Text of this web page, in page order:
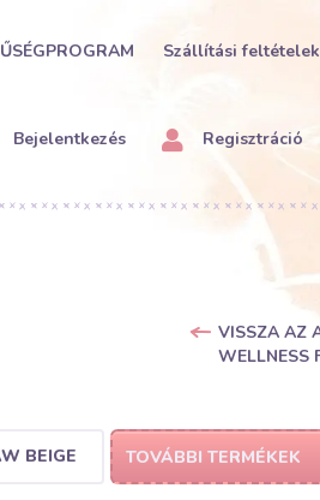
Szállítási feltételek
Bejelentkezés Regisztráció
VISSZA AZ
WELLNESS
BEIGE TOVÁBBI TERMÉKEK